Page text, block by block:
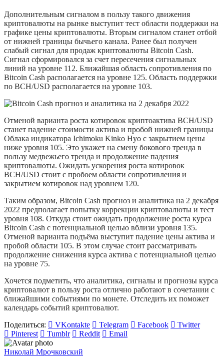
Дополнительным сигналом в пользу такого движения
криптовалюты на рынке выступит тест области поддержки на
графике цены криптовалюты. Вторым сигналом станет отбой
от нижней границы бычьего канала. Ранее был получен
слабый сигнал для продаж криптовалюты Bitcoin Cash.
Сигнал сформировался за счет пересечения сигнальных
линий на уровне 112. Ближайшая область сопротивления по
Bitcoin Cash располагается на уровне 125. Область поддержки
по BCH/USD располагается на уровне 103.
Отменой варианта роста котировок криптоактива BCH/USD
станет падение стоимости актива и пробой нижней границы
Облака индикатора Ichimoku Kinko Hyo с закрытием цены
ниже уровня 105. Это укажет на смену бокового тренда в
пользу медвежьего тренда и продолжение падения
криптовалюты. Ожидать ускорения роста котировок
BCH/USD стоит с пробоем области сопротивления и
закрытием котировок над уровнем 120.
Таким образом, Bitcoin Cash прогноз и аналитика на 2 декабря
2022 предполагает попытку коррекции криптовалюты и тест
уровня 108. Откуда стоит ожидать продолжение роста курса
Bitcoin Cash с потенциальной целью вблизи уровня 135.
Отменой варианта подъёма выступит падение цены актива и
пробой области 105. В этом случае стоит рассматривать
продолжение снижения курса актива с потенциальной целью
на уровне 75.
Хочется подметить, что аналитика, сигналы и прогнозы курса
криптовалют в пользу роста отлично работают в сочетании с
ближайшими событиями по монете. Отследить их поможет
календарь событий криптовалют.
Поделиться:
VKontakte Telegram Facebook
Twitter
Pinterest
Tumblr Reddit Email
Николай Мрочковский